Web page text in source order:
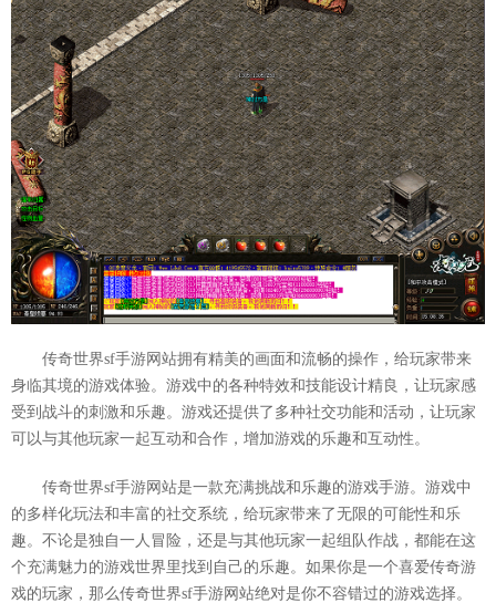
传奇世界sf手游网站拥有精美的画面和流畅的操作，给玩家带来
身临其境的游戏体验。游戏中的各种特效和技能设计精良，让玩家感
受到战斗的刺激和乐趣。游戏还提供了多种社交功能和活动，让玩家
可以与其他玩家一起互动和合作，增加游戏的乐趣和互动性。
传奇世界sf手游网站是一款充满挑战和乐趣的游戏手游。游戏中
的多样化玩法和丰富的社交系统，给玩家带来了无限的可能性和乐
趣。不论是独自一人冒险，还是与其他玩家一起组队作战，都能在这
个充满魅力的游戏世界里找到自己的乐趣。如果你是一个喜爱传奇游
戏的玩家，那么传奇世界sf手游网站绝对是你不容错过的游戏选择。